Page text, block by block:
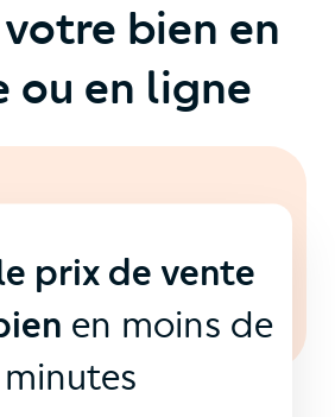
bien en
ou en ligne
prix de vente
en moins de